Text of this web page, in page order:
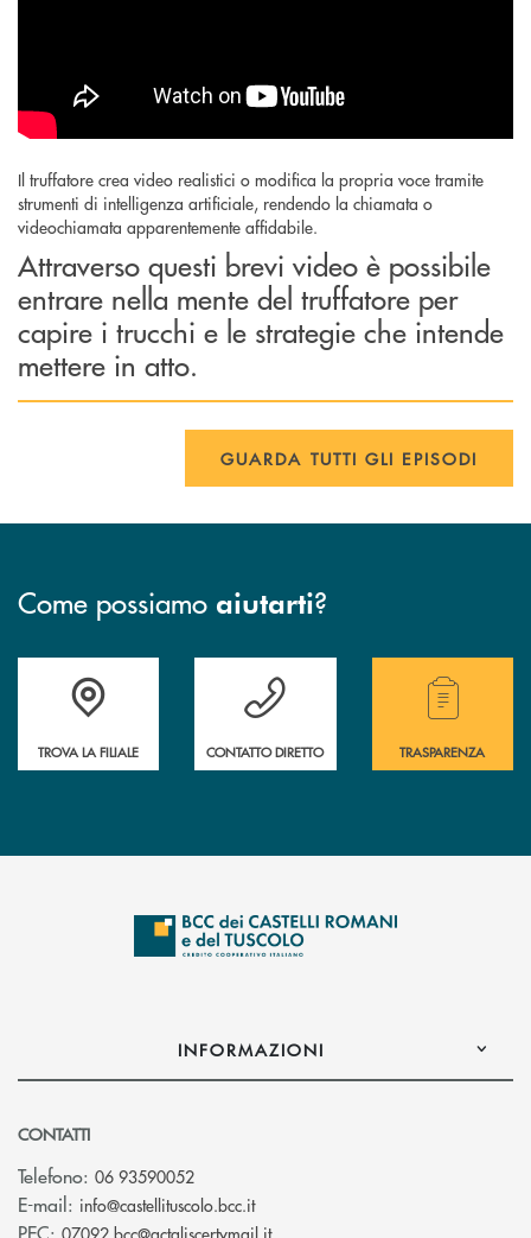
Il truffatore crea video realistici o modifica la propria voce tramite
strumenti di intelligenza artificiale, rendendo la chiamata o
videochiamata apparentemente affidabile.
Attraverso questi brevi video è possibile
entrare nella mente del truffatore per
capire i trucchi e le strategie che intende
mettere in atto.
GUARDA TUTTI GLI EPISODI
Come possiamo aiutarti?
Accedi all' elenco completo delle filiali della Bcc.
TROVA LA FILIALE
Hai bisogno di assistenza immediata?
CONTATTO DIRETTO
Hai bisogno di
TRASPARENZA
INFORMAZIONI
CONTATTI
Telefono: 06 93590052
E-mail: info@castellituscolo.bcc.it(si apre l’app di posta elettronica)
PEC: 07092.bcc@actaliscertymail.it(si apre l’app di posta